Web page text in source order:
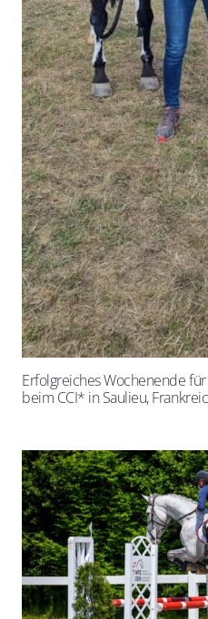
Erfolgreiches Wochenende
beim CCI* in Saulieu,